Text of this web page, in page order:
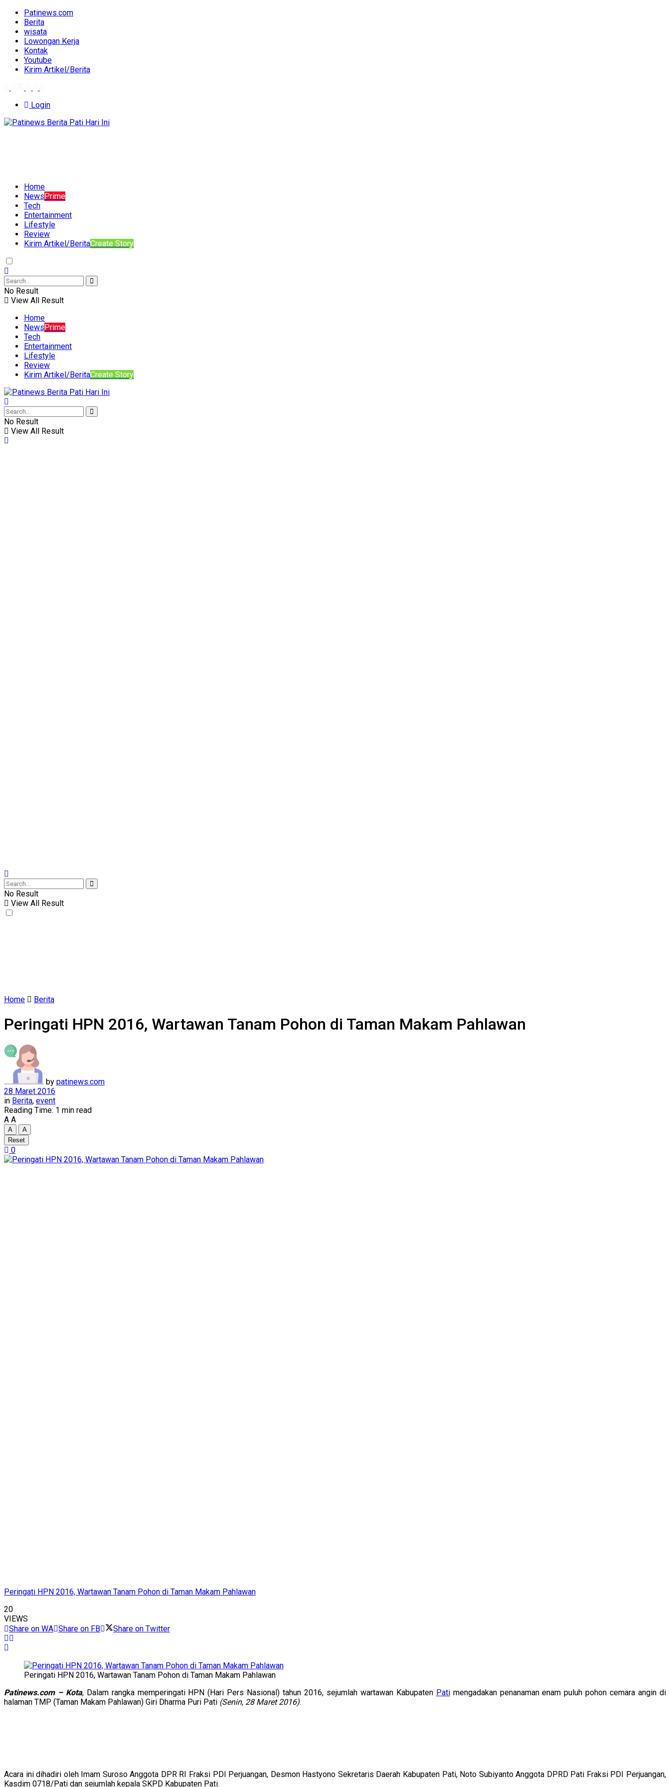
Patinews.com
Berita
wisata
Lowongan Kerja
Kontak
Youtube
Kirim Artikel/Berita
Login
Home
NewsPrime
Tech
Entertainment
Lifestyle
Review
Kirim Artikel/BeritaCreate Story
No Result
View All Result
Home
NewsPrime
Tech
Entertainment
Lifestyle
Review
Kirim Artikel/BeritaCreate Story
No Result
View All Result
No Result
View All Result
Home Berita
Peringati HPN 2016, Wartawan Tanam Pohon di Taman Makam Pahlawan
by patinews.com
28 Maret 2016
in Berita, event
Reading Time: 1 min read
A A
A
A
Reset
0
Peringati HPN 2016, Wartawan Tanam Pohon di Taman Makam Pahlawan
20
VIEWS
Share on WA Share on FB Share on Twitter
Peringati HPN 2016, Wartawan Tanam Pohon di Taman Makam Pahlawan
Patinews.com – Kota, Dalam rangka memperingati HPN (Hari Pers Nasional) tahun 2016, sejumlah wartawan Kabupaten Patimengadakan penanaman enam puluh pohon cemara angin di
halaman TMP (Taman Makam Pahlawan) Giri Dharma Puri Pati (Senin, 28 Maret 2016).
Acara ini dihadiri oleh Imam Suroso Anggota DPR RI Fraksi PDI Perjuangan, Desmon Hastyono Sekretaris Daerah Kabupaten Pati, Noto Subiyanto Anggota DPRD Pati Fraksi PDI Perjuangan,
Kasdim 0718/Pati dan sejumlah kepala SKPD Kabupaten Pati.